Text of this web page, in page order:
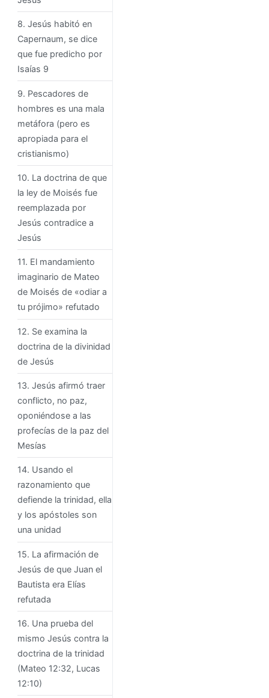
8. Jesús habitó en
Capernaum, se dice
que fue predicho por
Isaías 9
9. Pescadores de
hombres es una mala
metáfora (pero es
apropiada para el
cristianismo)
10. La doctrina de que
la ley de Moisés fue
reemplazada por
Jesús contradice a
Jesús
11. El mandamiento
imaginario de Mateo
de Moisés de «odiar a
tu prójimo» refutado
12. Se examina la
doctrina de la divinidad
de Jesús
13. Jesús afirmó traer
conflicto, no paz,
oponiéndose a las
profecías de la paz del
Mesías
14. Usando el
razonamiento que
defiende la trinidad, ella
y los apóstoles son
una unidad
15. La afirmación de
Jesús de que Juan el
Bautista era Elías
refutada
16. Una prueba del
mismo Jesús contra la
doctrina de la trinidad
(Mateo 12:32, Lucas
12:10)